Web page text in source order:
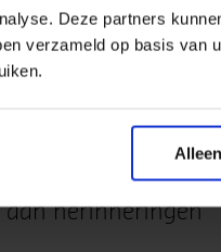
Deze partners
verzameld op basis van
aan herinneringen